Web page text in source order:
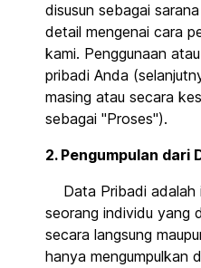
disusun sebagai
detail mengenai cara
kami. Penggunaan
pribadi Anda
masing atau secara
sebagai "Proses").
2. Pengumpulan dari
Data Pribadi adalah
seorang individu yang
secara langsung
hanya mengumpulkan